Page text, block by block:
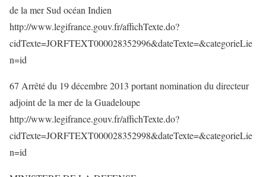
de la mer Sud océan Indien
http://www.legifrance.gouv.fr/affichTexte.do?
cidTexte=JORFTEXT000028352996&dateTexte=&categorieLie
n=id
67 Arrêté du 19 décembre 2013 portant nomination du directeur
adjoint de la mer de la Guadeloupe
http://www.legifrance.gouv.fr/affichTexte.do?
cidTexte=JORFTEXT000028352998&dateTexte=&categorieLie
n=id